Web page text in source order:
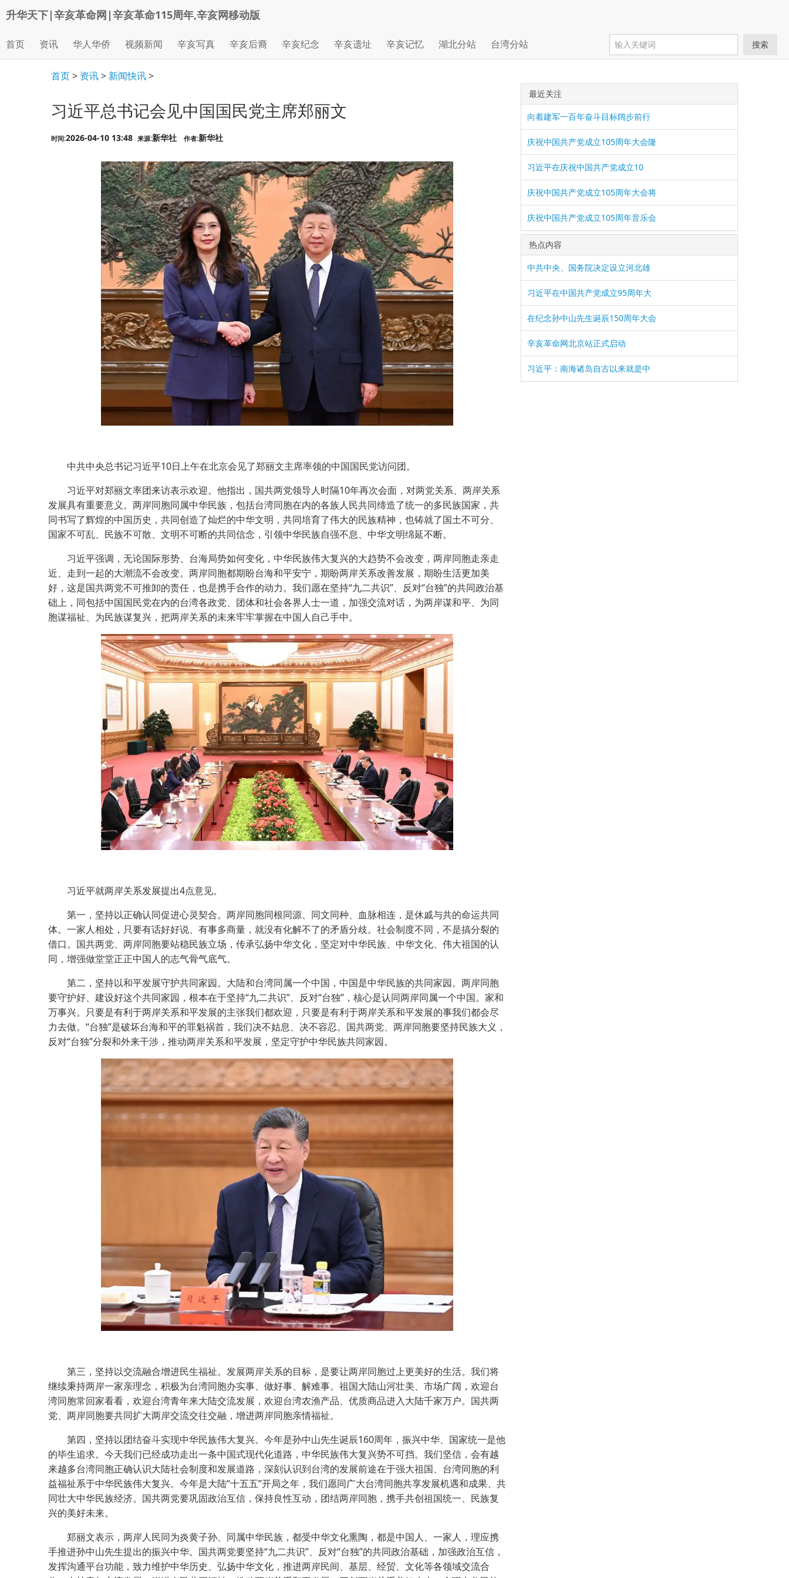
升华天下|辛亥革命网|辛亥革命115周年,辛亥网移动版
首页 资讯 华人华侨 视频新闻 辛亥写真 辛亥后裔 辛亥纪念 辛亥遗址 辛亥记忆 湖北分站 台湾分站 搜索
首页> 资讯> 新闻快讯>
习近平总书记会见中国国民党主席郑丽文
时间:2026-04-10 13:48 来源:新华社 作者:新华社
中共中央总书记习近平10日上午在北京会见了郑丽文主席率领的中国国民党访问团。
习近平对郑丽文率团来访表示欢迎。他指出，国共两党领导人时隔10年再次会面，对两党关系、两岸关系
发展具有重要意义。两岸同胞同属中华民族，包括台湾同胞在内的各族人民共同缔造了统一的多民族国家，共
同书写了辉煌的中国历史，共同创造了灿烂的中华文明，共同培育了伟大的民族精神，也铸就了国土不可分、
国家不可乱、民族不可散、文明不可断的共同信念，引领中华民族自强不息、中华文明绵延不断。
习近平强调，无论国际形势、台海局势如何变化，中华民族伟大复兴的大趋势不会改变，两岸同胞走亲走
近、走到一起的大潮流不会改变。两岸同胞都期盼台海和平安宁，期盼两岸关系改善发展，期盼生活更加美
好，这是国共两党不可推卸的责任，也是携手合作的动力。我们愿在坚持“九二共识”、反对“台独”的共同政治基
础上，同包括中国国民党在内的台湾各政党、团体和社会各界人士一道，加强交流对话，为两岸谋和平、为同
胞谋福祉、为民族谋复兴，把两岸关系的未来牢牢掌握在中国人自己手中。
习近平就两岸关系发展提出4点意见。
第一，坚持以正确认同促进心灵契合。两岸同胞同根同源、同文同种、血脉相连，是休戚与共的命运共同
体。一家人相处，只要有话好好说、有事多商量，就没有化解不了的矛盾分歧。社会制度不同，不是搞分裂的
借口。国共两党、两岸同胞要站稳民族立场，传承弘扬中华文化，坚定对中华民族、中华文化、伟大祖国的认
同，增强做堂堂正正中国人的志气骨气底气。
第二，坚持以和平发展守护共同家园。大陆和台湾同属一个中国，中国是中华民族的共同家园。两岸同胞
要守护好、建设好这个共同家园，根本在于坚持“九二共识”、反对“台独”，核心是认同两岸同属一个中国。家和
万事兴。只要是有利于两岸关系和平发展的主张我们都欢迎，只要是有利于两岸关系和平发展的事我们都会尽
力去做。“台独”是破坏台海和平的罪魁祸首，我们决不姑息、决不容忍。国共两党、两岸同胞要坚持民族大义，
反对“台独”分裂和外来干涉，推动两岸关系和平发展，坚定守护中华民族共同家园。
第三，坚持以交流融合增进民生福祉。发展两岸关系的目标，是要让两岸同胞过上更美好的生活。我们将
继续秉持两岸一家亲理念，积极为台湾同胞办实事、做好事、解难事。祖国大陆山河壮美、市场广阔，欢迎台
湾同胞常回家看看，欢迎台湾青年来大陆交流发展，欢迎台湾农渔产品、优质商品进入大陆千家万户。国共两
党、两岸同胞要共同扩大两岸交流交往交融，增进两岸同胞亲情福祉。
第四，坚持以团结奋斗实现中华民族伟大复兴。今年是孙中山先生诞辰160周年，振兴中华、国家统一是他
的毕生追求。今天我们已经成功走出一条中国式现代化道路，中华民族伟大复兴势不可挡。我们坚信，会有越
来越多台湾同胞正确认识大陆社会制度和发展道路，深刻认识到台湾的发展前途在于强大祖国、台湾同胞的利
益福祉系于中华民族伟大复兴。今年是大陆“十五五”开局之年，我们愿同广大台湾同胞共享发展机遇和成果、共
同壮大中华民族经济。国共两党要巩固政治互信，保持良性互动，团结两岸同胞，携手共创祖国统一、民族复
兴的美好未来。
郑丽文表示，两岸人民同为炎黄子孙、同属中华民族，都受中华文化熏陶，都是中国人、一家人，理应携
手推进孙中山先生提出的振兴中华。国共两党要坚持“九二共识”、反对“台独”的共同政治基础，加强政治互信，
发挥沟通平台功能，致力维护中华历史、弘扬中华文化，推进两岸民间、基层、经贸、文化等各领域交流合
最近关注
向着建军一百年奋斗目标阔步前行
庆祝中国共产党成立105周年大会隆
习近平在庆祝中国共产党成立10
庆祝中国共产党成立105周年大会将
庆祝中国共产党成立105周年音乐会
热点内容
中共中央、国务院决定设立河北雄
习近平在中国共产党成立95周年大
在纪念孙中山先生诞辰150周年大会
辛亥革命网北京站正式启动
习近平：南海诸岛自古以来就是中